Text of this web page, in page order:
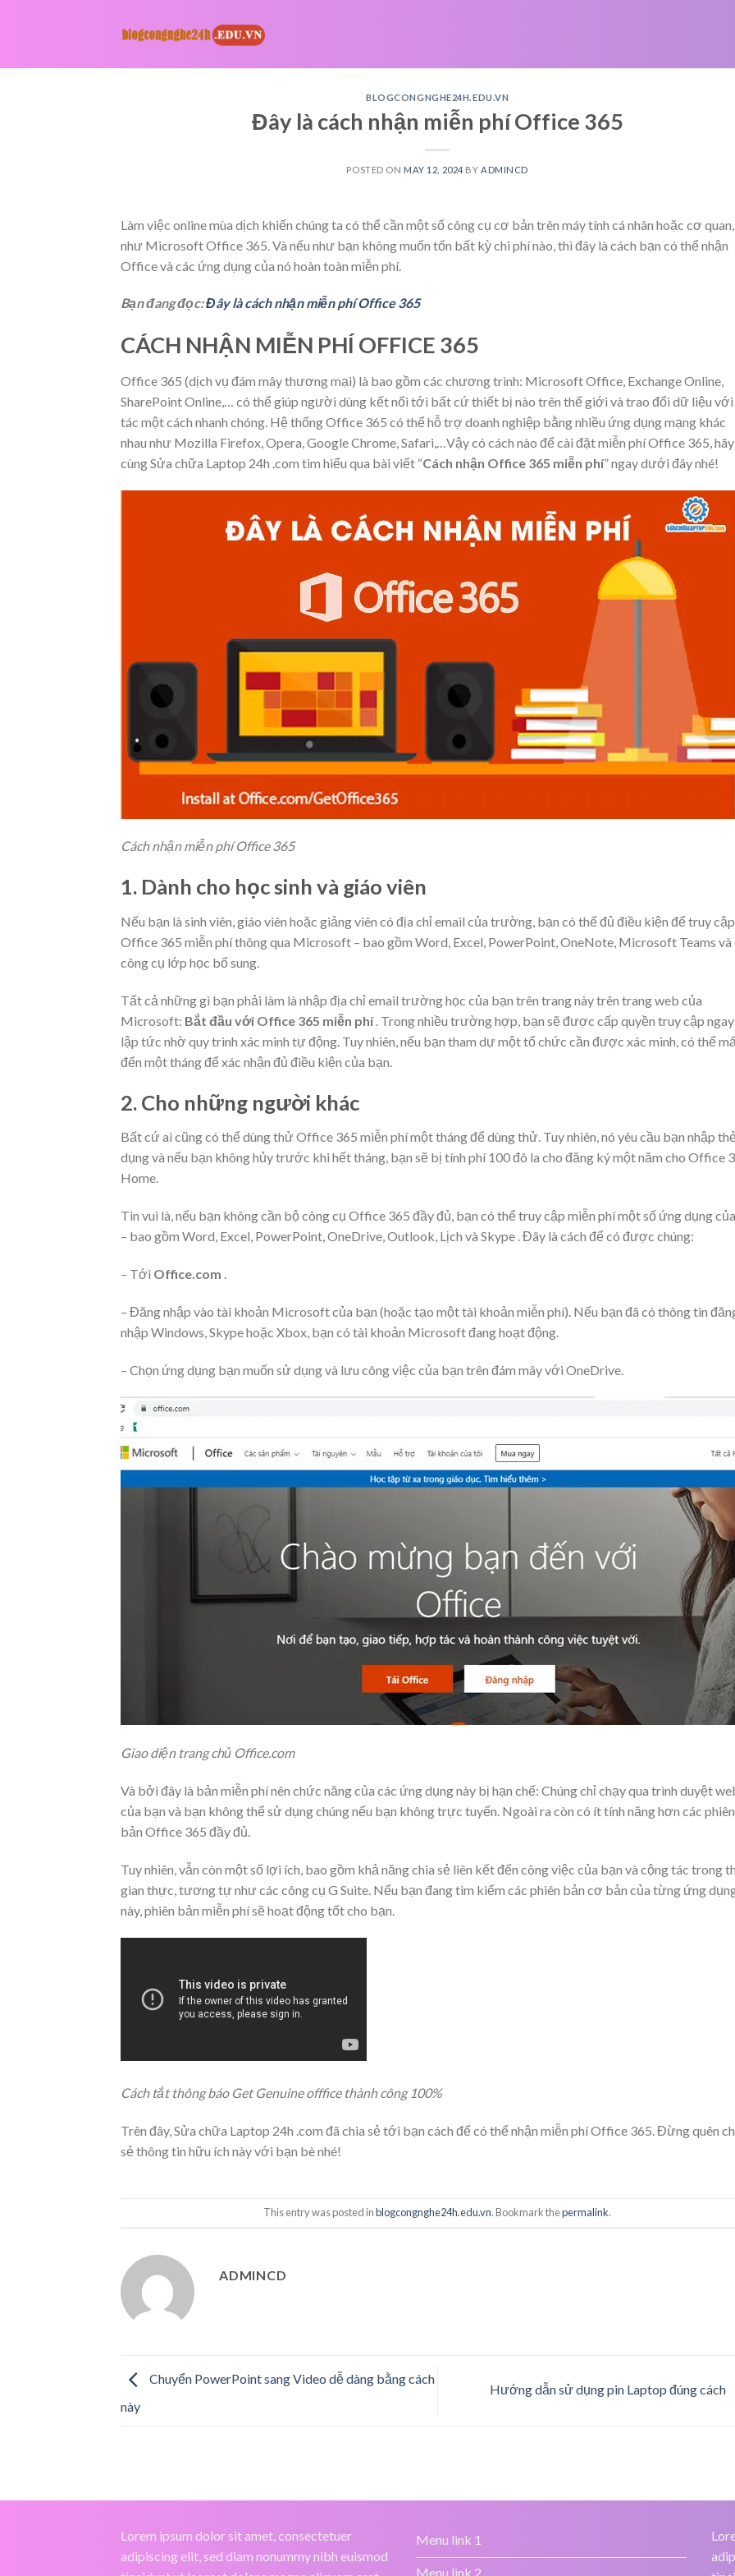
BLOGCONGNGHE24H.EDU.VN
Đây là cách nhận miễn phí Office 365
POSTED ON MAY 12, 2024 BY ADMINCD
Làm việc online mùa dịch khiến chúng ta có thể cần một số công cụ cơ bản trên máy tính cá nhân hoặc cơ quan,
như Microsoft Office 365. Và nếu như bạn không muốn tốn bất kỳ chi phí nào, thì đây là cách bạn có thể nhận
Office và các ứng dụng của nó hoàn toàn miễn phí.
Bạn đang đọc:Đây là cách nhận miễn phí Office 365
CÁCH NHẬN MIỄN PHÍ OFFICE 365
Office 365 (dịch vụ đám mây thương mại) là bao gồm các chương trình: Microsoft Office, Exchange Online,
SharePoint Online,… có thể giúp người dùng kết nối tới bất cứ thiết bị nào trên thế giới và trao đổi dữ liệu
tác một cách nhanh chóng. Hệ thống Office 365 có thể hỗ trợ doanh nghiệp bằng nhiều ứng dụng mạng khác
nhau như Mozilla Firefox, Opera, Google Chrome, Safari,…Vậy có cách nào để cài đặt miễn phí Office 365, hãy
cùng Sửa chữa Laptop 24h .com tìm hiểu qua bài viết “Cách nhận Office 365 miễn phí” ngay dưới đây nhé!
Cách nhận miễn phí Office 365
1. Dành cho học sinh và giáo viên
Nếu bạn là sinh viên, giáo viên hoặc giảng viên có địa chỉ email của trường, bạn có thể đủ điều kiện để truy cập
Office 365 miễn phí thông qua Microsoft – bao gồm Word, Excel, PowerPoint, OneNote, Microsoft Teams và
công cụ lớp học bổ sung.
Tất cả những gì bạn phải làm là nhập địa chỉ email trường học của bạn trên trang này trên trang web của
Microsoft: Bắt đầu với Office 365 miễn phí. Trong nhiều trường hợp, bạn sẽ được cấp quyền truy cập ngay
lập tức nhờ quy trình xác minh tự động. Tuy nhiên, nếu bạn tham dự một tổ chức cần được xác minh, có thể
đến một tháng để xác nhận đủ điều kiện của bạn.
2. Cho những người khác
Bất cứ ai cũng có thể dùng thử Office 365 miễn phí một tháng để dùng thử. Tuy nhiên, nó yêu cầu bạn nhập
dụng và nếu bạn không hủy trước khi hết tháng, bạn sẽ bị tính phí 100 đô la cho đăng ký một năm cho Office
Home.
Tin vui là, nếu bạn không cần bộ công cụ Office 365 đầy đủ, bạn có thể truy cập miễn phí một số ứng dụng
– bao gồm Word, Excel, PowerPoint, OneDrive, Outlook, Lịch và Skype . Đây là cách để có được chúng:
– Tới Office.com .
– Đăng nhập vào tài khoản Microsoft của bạn (hoặc tạo một tài khoản miễn phí). Nếu bạn đã có thông tin
nhập Windows, Skype hoặc Xbox, bạn có tài khoản Microsoft đang hoạt động.
– Chọn ứng dụng bạn muốn sử dụng và lưu công việc của bạn trên đám mây với OneDrive.
Giao diện trang chủ Office.com
Và bởi đây là bản miễn phí nên chức năng của các ứng dụng này bị hạn chế: Chúng chỉ chạy qua trình duyệt
của bạn và bạn không thể sử dụng chúng nếu bạn không trực tuyến. Ngoài ra còn có ít tính năng hơn các phiên
bản Office 365 đầy đủ.
Tuy nhiên, vẫn còn một số lợi ích, bao gồm khả năng chia sẻ liên kết đến công việc của bạn và cộng tác trong
gian thực, tương tự như các công cụ G Suite. Nếu bạn đang tìm kiếm các phiên bản cơ bản của từng ứng
này, phiên bản miễn phí sẽ hoạt động tốt cho bạn.
Cách tắt thông báo Get Genuine offfice thành công 100%
Trên đây, Sửa chữa Laptop 24h .com đã chia sẻ tới bạn cách để có thể nhận miễn phí Office 365. Đừng quên
sẻ thông tin hữu ích này với bạn bè nhé!
This entry was posted inblogcongnghe24h.edu.vn. Bookmark thepermalink.
ADMINCD
Chuyển PowerPoint sang Video dễ dàng bằng cách
này
Hướng dẫn sử dụng pin Laptop đúng cách
Lorem ipsum dolor sit amet, consectetuer
adipiscing elit, sed diam nonummy nibh euismod
Menu link 1
Menu link 2